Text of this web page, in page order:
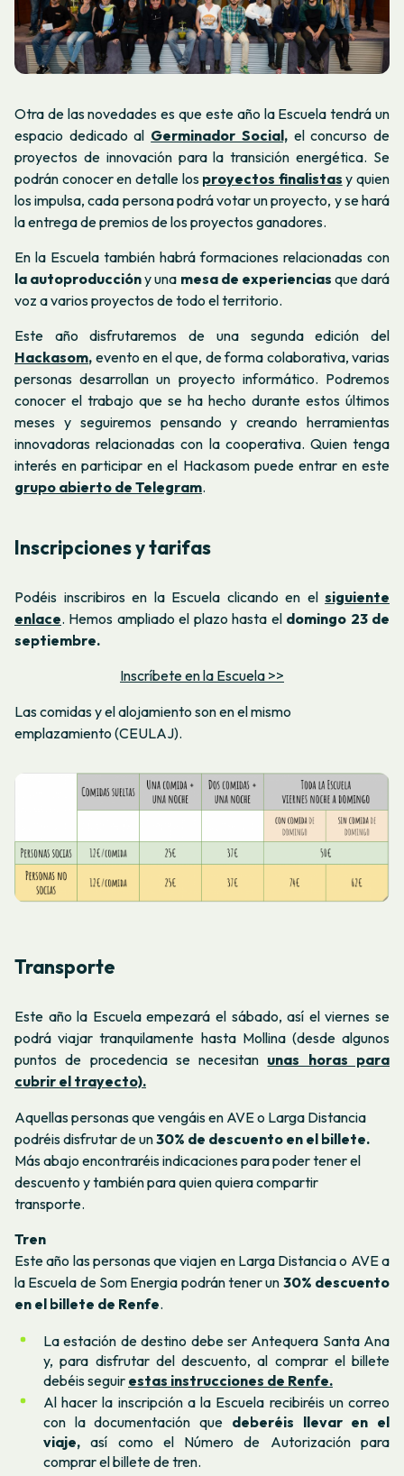
Otra de las novedades es que este año la Escuela tendrá un
espacio dedicado al Germinador Social,el concurso de
proyectos de innovación para la transición energética. Se
podrán conocer en detalle los proyectos finalistas y quien
los impulsa, cada persona podrá votar un proyecto, y se hará
la entrega de premios de los proyectos ganadores.
En la Escuela también habrá formaciones relacionadas con
la autoproduccióny una mesa de experiencias que dará
voz a varios proyectos de todo el territorio.
Este año disfrutaremos de una segunda edición del
Hackasom, evento en el que, de forma colaborativa, varias
personas desarrollan un proyecto informático. Podremos
conocer el trabajo que se ha hecho durante estos últimos
meses y seguiremos pensando y creando herramientas
innovadoras relacionadas con la cooperativa. Quien tenga
interés en participar en el Hackasom puede entrar en este
grupo abierto de Telegram.
Inscripciones y tarifas
Podéis inscribiros en la Escuela clicando en el siguiente
enlace. Hemos ampliado el plazo hasta el domingo 23 de
septiembre.
Inscríbete en la Escuela >>
Las comidas y el alojamiento son en el mismo
emplazamiento (CEULAJ).
Transporte
Este año la Escuela empezará el sábado, así el viernes se
podrá viajar tranquilamente hasta Mollina (desde algunos
puntos de procedencia se necesitan unas horas para
cubrir el trayecto).
Aquellas personas que vengáis en AVE o Larga Distancia
podréis disfrutar de un30% de descuento en el billete.
Más abajo encontraréis indicaciones para poder tener el
descuento y también para quien quiera compartir
transporte.
Tren
Este año las personas que viajen en Larga Distancia o AVE a
la Escuela de Som Energia podrán tener un 30% descuento
en el billete de Renfe.
La estación de destino debe ser Antequera Santa Ana
y, para disfrutar del descuento, al comprar el billete
debéis seguir estas instrucciones de Renfe.
Al hacer la inscripción a la Escuela recibiréis un correo
con la documentación que deberéis llevar en el
viaje, así como el Número de Autorización para
comprar el billete de tren.